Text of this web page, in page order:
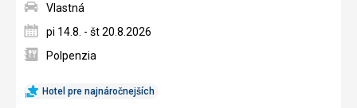
Hotel pre najnáročnejších
Vlastná
pi 14.8. - št 20.8.2026
Polpenzia